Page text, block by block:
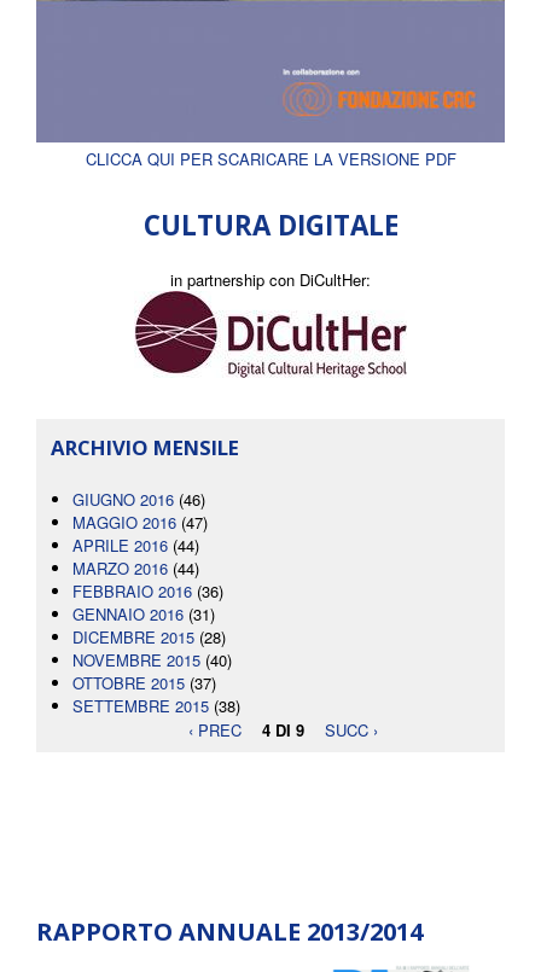
CLICCA QUI PER SCARICARE LA VERSIONE PDF
CULTURA DIGITALE
in partnership con DiCultHer:
ARCHIVIO MENSILE
GIUGNO 2016 (46)
MAGGIO 2016 (47)
APRILE 2016 (44)
MARZO 2016 (44)
FEBBRAIO 2016 (36)
GENNAIO 2016 (31)
DICEMBRE 2015 (28)
NOVEMBRE 2015 (40)
OTTOBRE 2015 (37)
SETTEMBRE 2015 (38)
‹ PREC
4 DI 9 SUCC ›
RAPPORTO ANNUALE 2013/2014